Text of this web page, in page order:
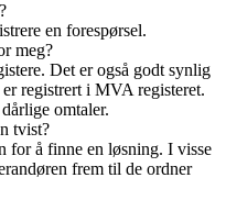
en forespørsel.
meg?
Det er også godt synlig
registrert i MVA registeret.
omtaler.
tvist?
for å finne en løsning. I visse
frem til de ordner